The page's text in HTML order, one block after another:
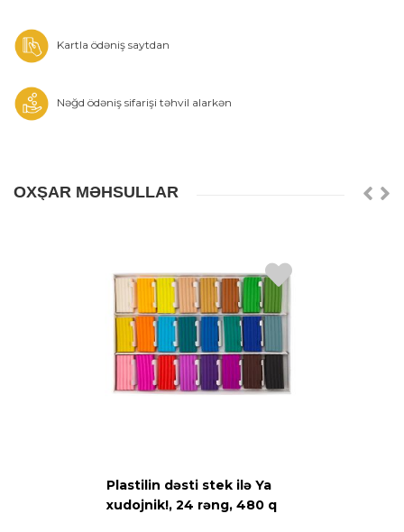
Kartla ödəniş saytdan
Nəğd ödəniş sifarişi təhvil alarkən
OXŞAR MƏHSULLAR
Plastilin dəsti stek ilə Ya
xudojnik!, 24 rəng, 480 q